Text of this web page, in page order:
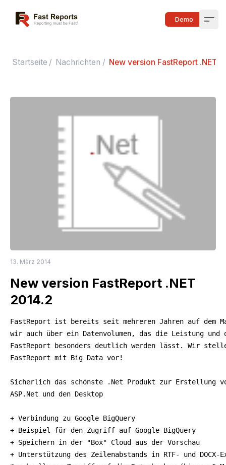
Fast Reports Demo
Startseite / Nachrichten / New version FastReport .NET
13. März 2014
New version FastReport .NET
2014.2
FastReport ist bereits seit mehreren Jahren auf
wir auch über ein Datenvolumen, das die Leistung
FastReport besonders deutlich werden lässt. Wir
FastReport mit Big Data vor!
Sicherlich das schönste .Net Produkt zur
ASP.Net und den Desktop
+ Verbindung zu Google BigQuery
+ Beispiel für den Zugriff auf Google BigQuery
+ Speichern in der "Box" Cloud aus der Vorschau
+ Unterstützung des Zeilenabstands in RTF- und DOCX-